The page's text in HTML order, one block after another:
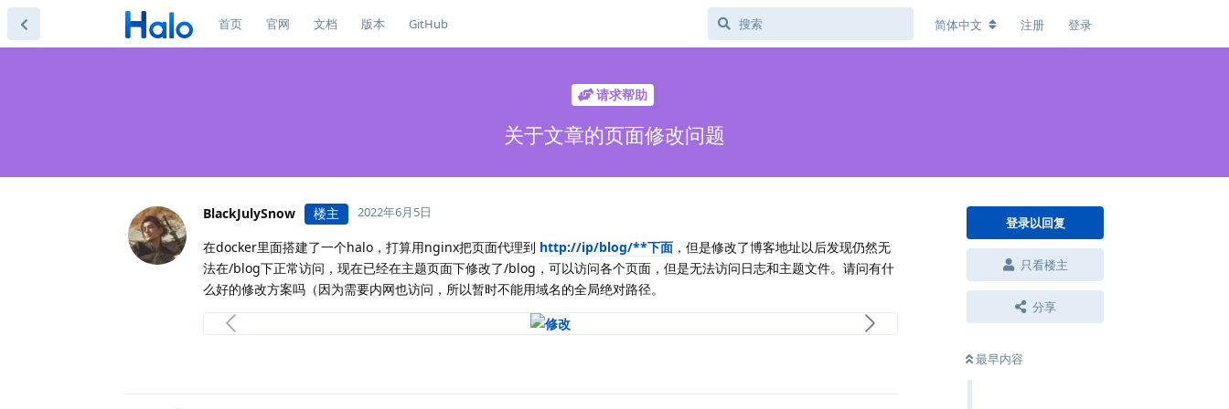
首页 官网 文档 版本 GitHub 简体中文 注册 登录
请求帮助
关于文章的页面修改问题
登录以回复
只看楼主
分享
最早内容
BlackJulySnow 楼主 2022年6月5日
在docker里面搭建了一个halo，打算用nginx把页面代理到 http://ip/blog/**下面 ，但是修改了博客地址以后发现仍然无
法在/blog下正常访问，现在已经在主题页面下修改了/blog，可以访问各个页面，但是无法访问日志和主题文件。请问有什
么好的修改方案吗（因为需要内网也访问，所以暂时不能用域名的全局绝对路径。